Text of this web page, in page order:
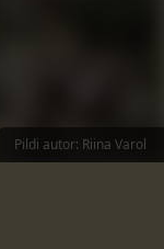
Pildi autor: Riina Varol